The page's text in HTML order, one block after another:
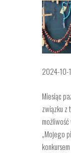
2024-10-
Miesiąc
związku z
„Mojego